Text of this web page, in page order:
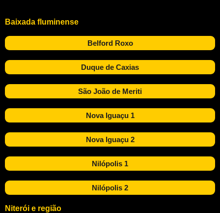
Baixada fluminense
Belford Roxo
Duque de Caxias
São João de Meriti
Nova Iguaçu 1
Nova Iguaçu 2
Nilópolis 1
Nilópolis 2
Niterói e região